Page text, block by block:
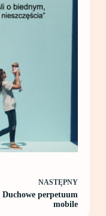
NASTĘPNY
Duchowe perpetuum
mobile